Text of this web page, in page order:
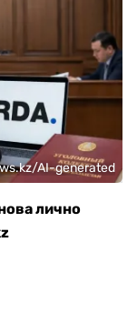
AI-generated
лично